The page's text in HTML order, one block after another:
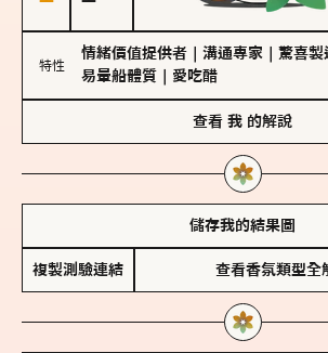
特性
情緒價值提供者 溝通專家 驚喜製
易暈船體質
愛吃醋
查看 我 的解說
儲存我的結果圖
複製測驗連結 查看香氛類型全